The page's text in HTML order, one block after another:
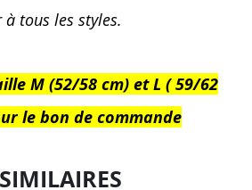
à tous les styles.
M (52/58 cm) et L ( 59/62
le bon de commande